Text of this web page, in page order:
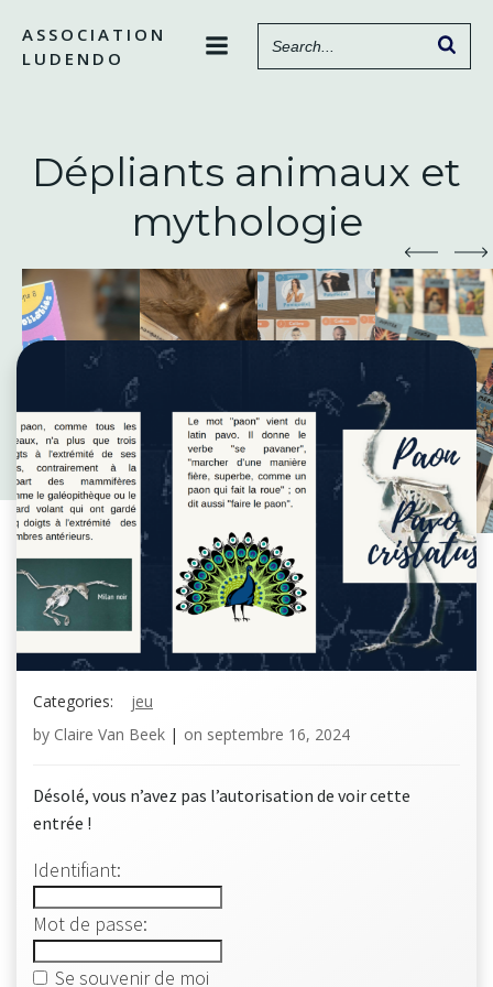
contenu
ASSOCIATION
LUDENDO
Dépliants animaux et
mythologie
Categories:
jeu
by Claire Van Beek | on septembre 16, 2024
Désolé, vous n’avez pas l’autorisation de voir cette
entrée !
Identifiant:
Mot de passe:
Se souvenir de moi